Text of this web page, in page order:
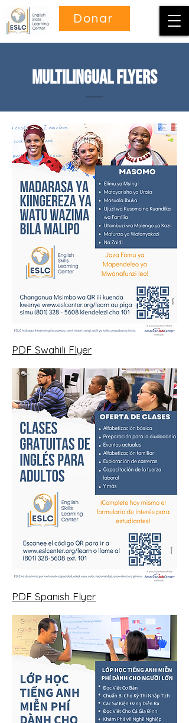
Donar
Multilingual Flyers
PDF Swahili Flyer
PDF Spanish Flyer